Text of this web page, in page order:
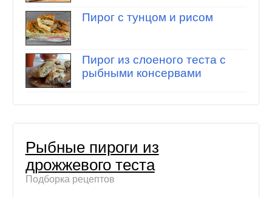
Пирог с тунцом и рисом
Пирог из слоеного теста с
рыбными консервами
Рыбные пироги из
дрожжевого теста
Подборка рецептов